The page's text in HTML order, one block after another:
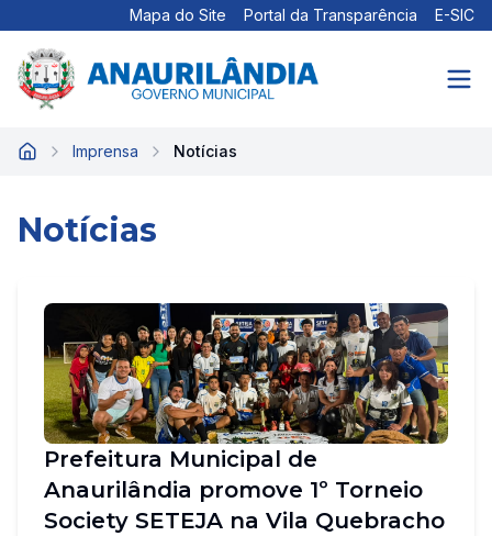
Mapa do Site Portal da Transparência E-SIC
Início Imprensa Notícias
Notícias
Prefeitura Municipal de
Anaurilândia promove 1º Torneio
Society SETEJA na Vila Quebracho